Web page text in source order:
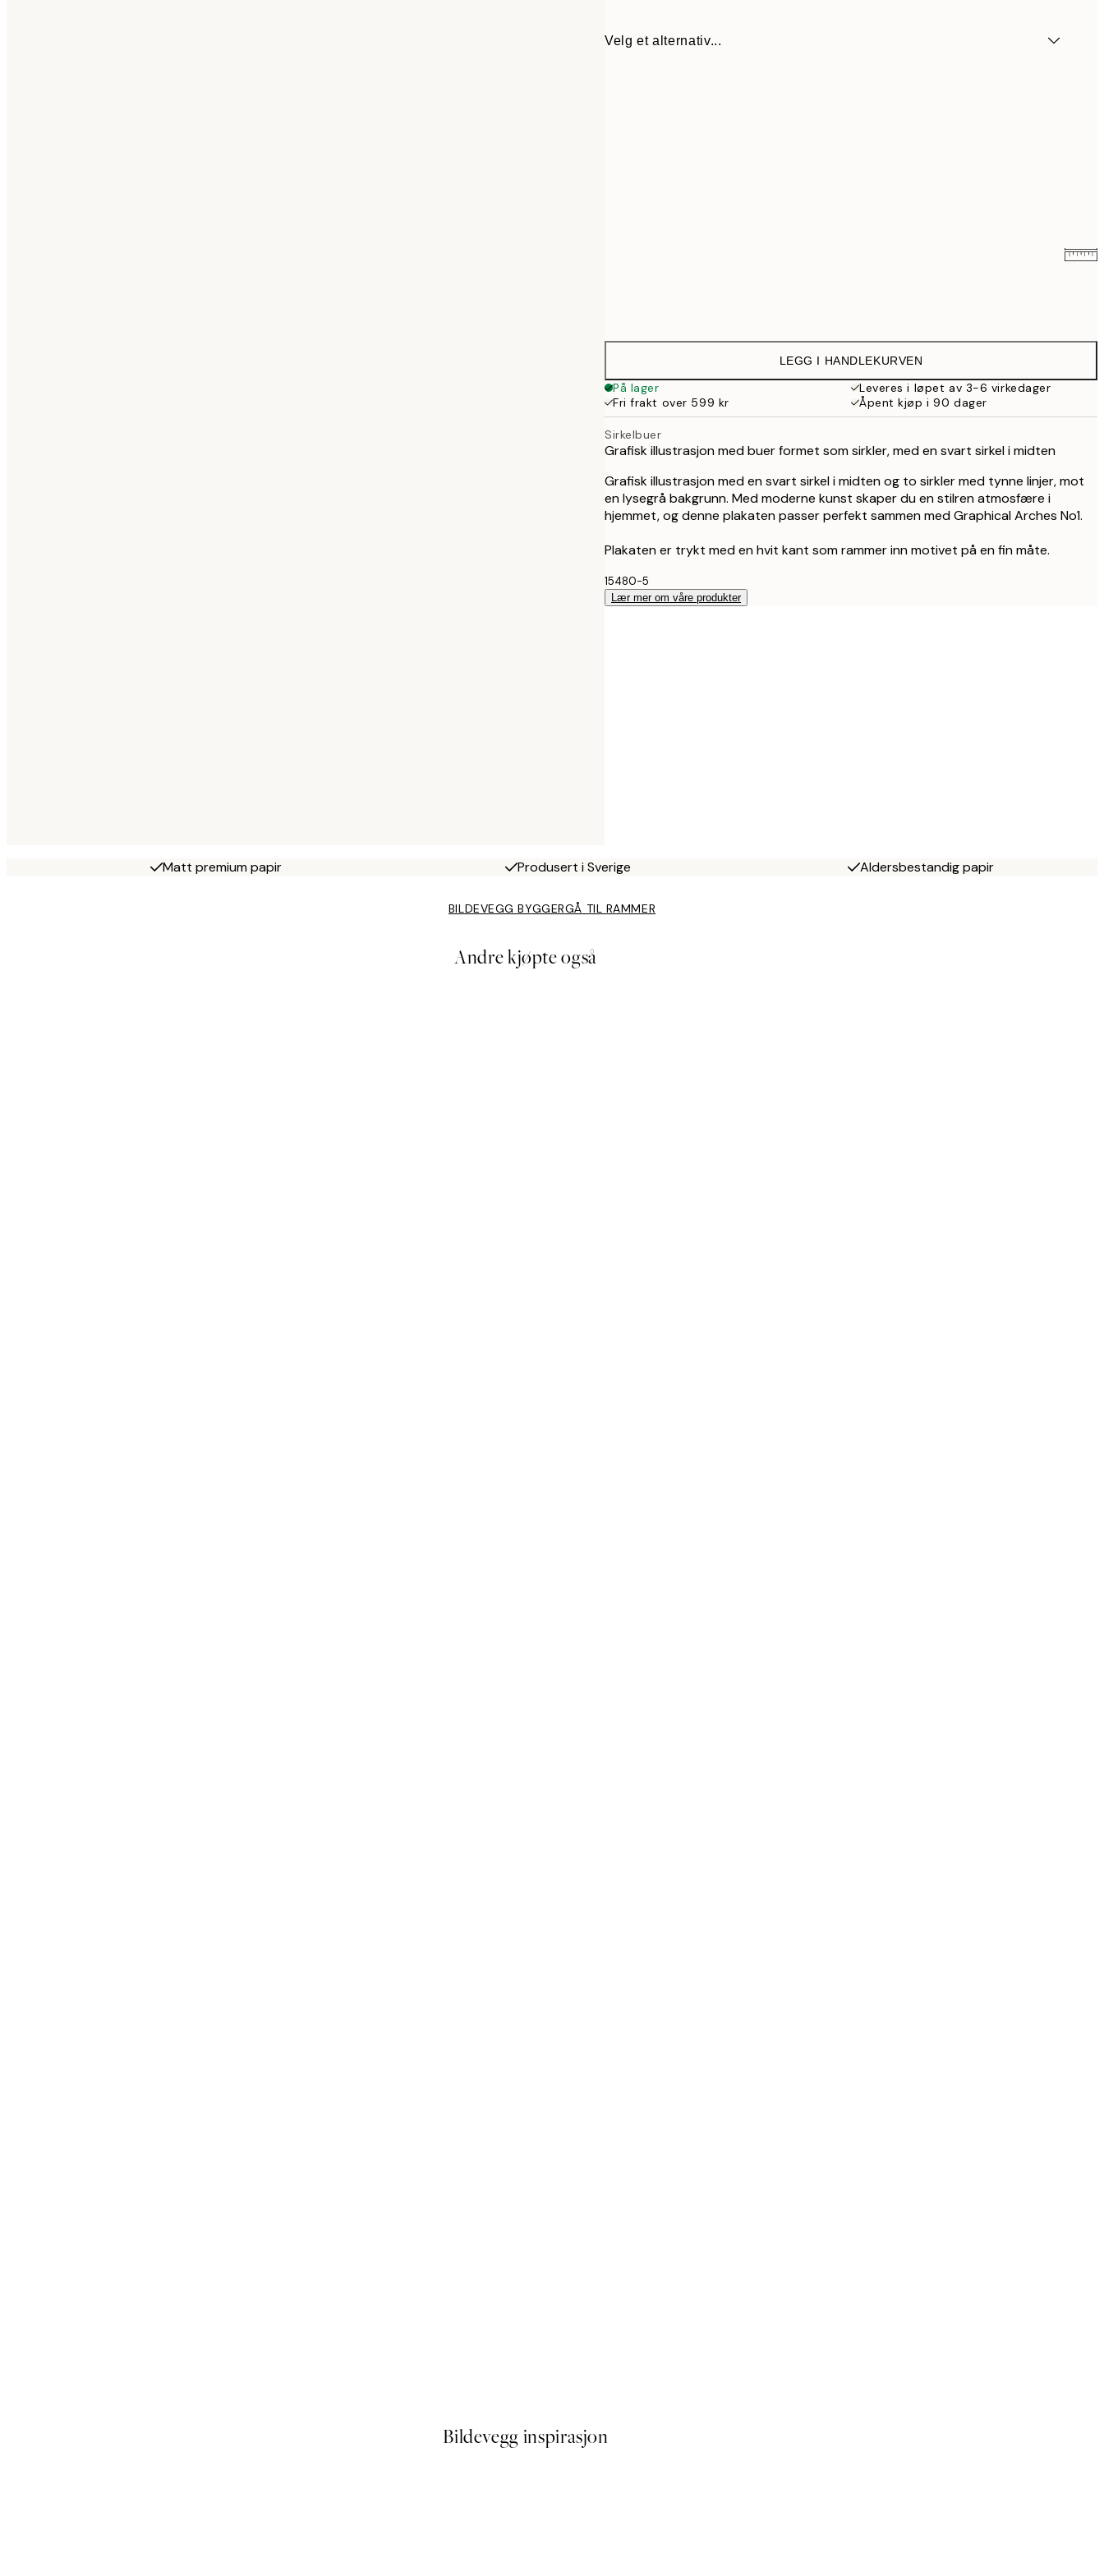
Velg et alternativ...
LEGG I HANDLEKURVEN
På lager
Leveres i løpet av 3-6 virkedager
Fri frakt over 599 kr
Åpent kjøp i 90 dager
Sirkelbuer
Grafisk illustrasjon med buer formet som sirkler, med en svart sirkel i midten
Grafisk illustrasjon med en svart sirkel i midten og to sirkler med tynne linjer, mot
en lysegrå bakgrunn. Med moderne kunst skaper du en stilren atmosfære i
hjemmet, og denne plakaten passer perfekt sammen med Graphical Arches No1.
Plakaten er trykt med en hvit kant som rammer inn motivet på en fin måte.
15480-5
Lær mer om våre produkter
Matt premium papir Produsert i Sverige Aldersbestandig papir
BILDEVEGG BYGGERGÅ TIL RAMMER
Andre kjøpte også
Bildevegg inspirasjon